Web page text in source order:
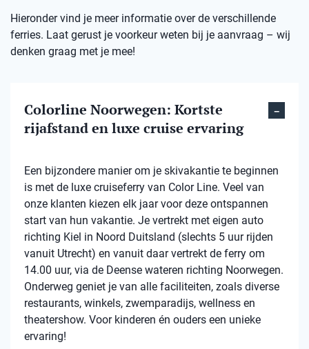
Hieronder vind je meer informatie over de verschillende
ferries. Laat gerust je voorkeur weten bij je aanvraag – wij
denken graag met je mee!
Colorline Noorwegen: Kortste
rijafstand en luxe cruise ervaring
Een bijzondere manier om je skivakantie te beginnen
is met de luxe cruiseferry van Color Line. Veel van
onze klanten kiezen elk jaar voor deze ontspannen
start van hun vakantie. Je vertrekt met eigen auto
richting Kiel in Noord Duitsland (slechts 5 uur rijden
vanuit Utrecht) en vanuit daar vertrekt de ferry om
14.00 uur, via de Deense wateren richting Noorwegen.
Onderweg geniet je van alle faciliteiten, zoals diverse
restaurants, winkels, zwemparadijs, wellness en
theatershow. Voor kinderen én ouders een unieke
ervaring!